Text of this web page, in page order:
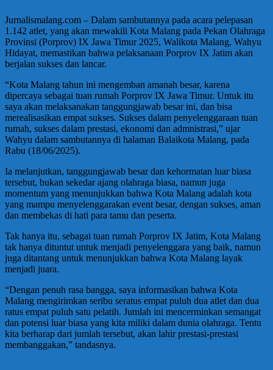
Jurnalismalang.com – Dalam sambutannya pada acara pelepasan
1.142 atlet, yang akan mewakili Kota Malang pada Pekan Olahraga
Provinsi (Porprov) IX Jawa Timur 2025, Walikota Malang, Wahyu
Hidayat, memastikan bahwa pelaksanaan Porprov IX Jatim akan
berjalan sukses dan lancar.
“Kota Malang tahun ini mengemban amanah besar, karena
dipercaya sebagai tuan rumah Porprov IX Jawa Timur. Untuk itu
saya akan melaksanakan tanggungjawab besar ini, dan bisa
merealisasikan empat sukses. Sukses dalam penyelenggaraan tuan
rumah, sukses dalam prestasi, ekonomi dan admnistrasi,” ujar
Wahyu dalam sambutannya di halaman Balaikota Malang, pada
Rabu (18/06/2025).
Ia melanjutkan, tanggungjawab besar dan kehormatan luar biasa
tersebut, bukan sekedar ajang olahraga biasa, namun juga
momentum yang menunjukkan bahwa Kota Malang adalah kota
yang mampu menyelenggarakan event besar, dengan sukses, aman
dan membekas di hati para tamu dan peserta.
Tak hanya itu, sebagai tuan rumah Porprov IX Jatim, Kota Malang
tak hanya dituntut untuk menjadi penyelenggara yang baik, namun
juga ditantang untuk menunjukkan bahwa Kota Malang layak
menjadi juara.
“Dengan penuh rasa bangga, saya informasikan bahwa Kota
Malang mengirimkan seribu seratus empat puluh dua atlet dan dua
ratus empat puluh satu pelatih. Jumlah ini mencerminkan semangat
dan potensi luar biasa yang kita miliki dalam dunia olahraga. Tentu
kita berharap dari jumlah tersebut, akan lahir prestasi-prestasi
membanggakan,” tandasnya.